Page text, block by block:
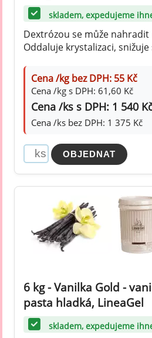
skladem, expedujeme
Dextrózou se může nahradit
Oddaluje krystalizaci,
Cena /kg bez DPH: 55 Kč
Cena /kg s DPH: 61,60 Kč
Cena /ks s DPH: 1 540
Cena /ks bez DPH: 1 375 Kč
6 kg - Vanilka Gold -
pasta hladká, LineaGel
skladem, expedujeme